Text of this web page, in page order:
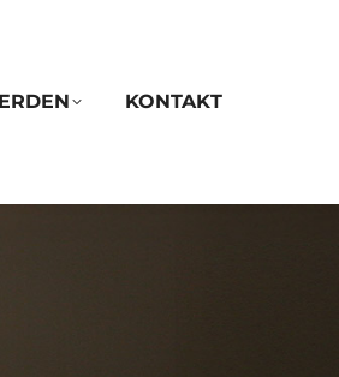
KONTAKT